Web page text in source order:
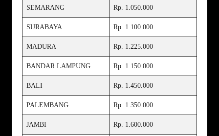
SEMARANG Rp. 1.050.000
SURABAYA Rp. 1.100.000
MADURA Rp. 1.225.000
BANDAR LAMPUNG Rp. 1.150.000
BALI Rp. 1.450.000
PALEMBANG Rp. 1.350.000
JAMBI Rp. 1.600.000